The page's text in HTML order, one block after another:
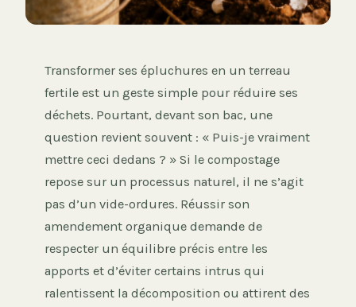
Transformer ses épluchures en un terreau
fertile est un geste simple pour réduire ses
déchets. Pourtant, devant son bac, une
question revient souvent : « Puis-je vraiment
mettre ceci dedans ? » Si le compostage
repose sur un processus naturel, il ne s’agit
pas d’un vide-ordures. Réussir son
amendement organique demande de
respecter un équilibre précis entre les
apports et d’éviter certains intrus qui
ralentissent la décomposition ou attirent des